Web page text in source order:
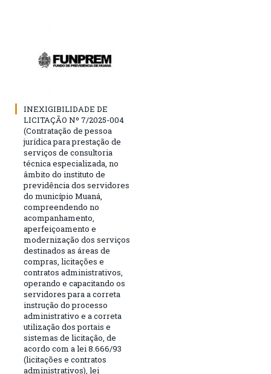
INEXIGIBILIDADE DE
LICITAÇÃO Nº 7/2025-004
(Contratação de pessoa
jurídica para prestação de
serviços de consultoria
técnica especializada, no
âmbito do instituto de
previdência dos servidores
do município Muaná,
compreendendo no
acompanhamento,
aperfeiçoamento e
modernização dos serviços
destinados as áreas de
compras, licitações e
contratos administrativos,
operando e capacitando os
servidores para a correta
instrução do processo
administrativo e a correta
utilização dos portais e
sistemas de licitação, de
acordo com a lei 8.666/93
(licitações e contratos
administrativos), lei